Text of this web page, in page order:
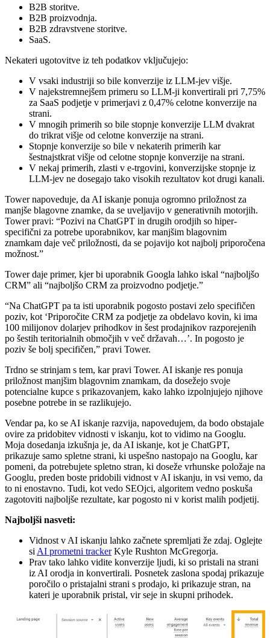
B2B storitve.
B2B proizvodnja.
B2B zdravstvene storitve.
SaaS.
Nekateri ugotovitve iz teh podatkov vključujejo:
V vsaki industriji so bile konverzije iz LLM-jev višje.
V najekstremnejšem primeru so LLM-ji konvertirali pri 7,75%
za SaaS podjetje v primerjavi z 0,47% celotne konverzije na
strani.
V mnogih primerih so bile stopnje konverzije LLM dvakrat
do trikrat višje od celotne konverzije na strani.
Stopnje konverzije so bile v nekaterih primerih kar
šestnajstkrat višje od celotne stopnje konverzije na strani.
V nekaj primerih, zlasti v e-trgovini, konverzijske stopnje iz
LLM-jev ne dosegajo tako visokih rezultatov kot drugi kanali.
Tower napoveduje, da AI iskanje ponuja ogromno priložnost za
manjše blagovne znamke, da se uveljavijo v generativnih motorjih.
Tower pravi: “Pozivi na ChatGPT in drugih orodjih so hiper-
specifični za potrebe uporabnikov, kar manjšim blagovnim
znamkam daje več priložnosti, da se pojavijo kot najbolj priporočena
možnost.”
Tower daje primer, kjer bi uporabnik Googla lahko iskal “najboljšo
CRM” ali “najboljšo CRM za proizvodno podjetje.”
“Na ChatGPT pa ta isti uporabnik pogosto postavi zelo specifičen
poziv, kot ‘Priporočite CRM za podjetje za obdelavo kovin, ki ima
100 milijonov dolarjev prihodkov in šest prodajnikov razporejenih
po šestih teritorialnih območjih v več državah…’. In pogosto je
poziv še bolj specifičen,” pravi Tower.
Trdno se strinjam s tem, kar pravi Tower. AI iskanje res ponuja
priložnost manjšim blagovnim znamkam, da dosežejo svoje
potencialne kupce s prikazovanjem, kako lahko izpolnjujejo njihove
posebne potrebe in se razlikujejo.
Vendar pa, ko se AI iskanje razvija, napovedujem, da bodo obstajale
ovire za pridobitev vidnosti v iskanju, kot to vidimo na Googlu.
Moja dosedanja izkušnja je, da AI iskanje, kot je ChatGPT,
prikazuje samo spletne strani, ki uspešno nastopajo na Googlu, kar
pomeni, da potrebujete spletno stran, ki doseže vrhunske položaje na
Googlu, preden boste pridobili vidnost v AI iskanju, in vsi vemo, da
to ni enostavno. Tudi, kot vedo SEOjci, algoritem vedno poskuša
zagotoviti najboljše rezultate, kar pogosto ni v korist malih podjetij.
Najboljši nasveti:
Vidnost v AI iskanju lahko začnete spremljati že zdaj. Oglejte
si AI prometni trackerKyle Rushton McGregorja.
Prav tako lahko vidite konverzije ljudi, ki so pristali na strani
iz AI orodja in konvertirali. Posnetek zaslona spodaj prikazuje
poročilo o pristajalni strani s prodajo, ki prikazuje stran, na
kateri je uporabnik pristal, vir seje in skupni prihodek.